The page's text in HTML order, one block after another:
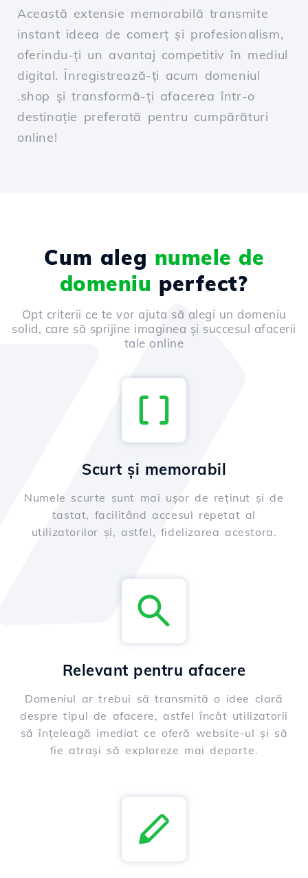
Această extensie memorabilă transmite
instant ideea de comerț și profesionalism,
oferindu-ți un avantaj competitiv în mediul
digital. Înregistrează-ți acum domeniul
.shop și transformă-ți afacerea într-o
destinație preferată pentru cumpărături
online!
Cum aleg numele de
domeniu perfect?
Opt criterii ce te vor ajuta să alegi un domeniu
solid, care să sprijine imaginea și succesul afacerii
tale online
Scurt și memorabil
Numele scurte sunt mai ușor de reținut și de
tastat, facilitând accesul repetat al
utilizatorilor și, astfel, fidelizarea acestora.
Relevant pentru afacere
Domeniul ar trebui să transmită o idee clară
despre tipul de afacere, astfel încât utilizatorii
să înțeleagă imediat ce oferă website-ul și să
fie atrași să exploreze mai departe.